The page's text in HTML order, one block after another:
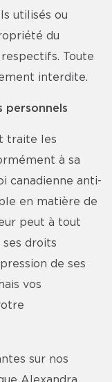
utilisés ou
du
Toute
interdite.
personnels
traite les
à sa
canadienne anti-
en matière de
peut à tout
droits
de ses
vos
sur nos